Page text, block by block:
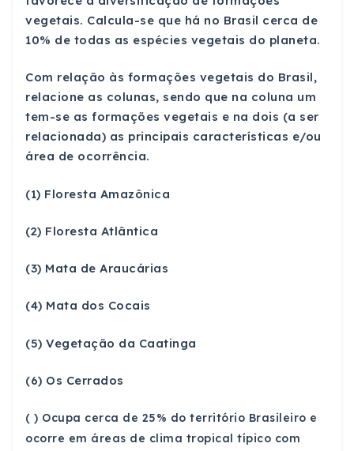
vegetais. Calcula-se que há no Brasil cerca de
10% de todas as espécies vegetais do planeta.
Com relação às formações vegetais do Brasil,
relacione as colunas, sendo que na coluna um
tem-se as formações vegetais e na dois (a ser
relacionada) as principais características e/ou
área de ocorrência.
(1) Floresta Amazônica
(2) Floresta Atlântica
(3) Mata de Araucárias
(4) Mata dos Cocais
(5) Vegetação da Caatinga
(6) Os Cerrados
( ) Ocupa cerca de 25% do território Brasileiro e
ocorre em áreas de clima tropical típico com